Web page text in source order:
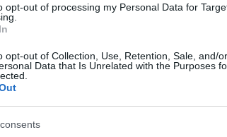
opt-out of processing my Personal Data for
opt-out of Collection, Use, Retention, Sale, and/
Data that Is Unrelated with the Purposes
alle
e al modo in cui gli
aSky SporteNOW. Questo
per chi vuole ripercorrere il